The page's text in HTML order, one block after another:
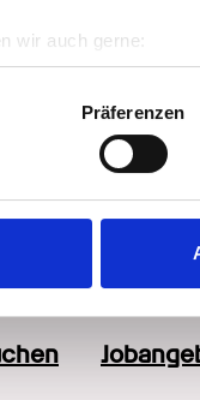
wir auch gerne:
geografische Lage
Scannen nach
Ihre persönlichen
und Anzeigen
zu analysieren.
soziale Medien,
Präferenzen
sowie
der